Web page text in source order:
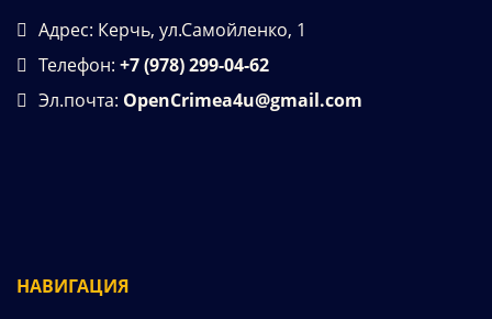
Адрес: Керчь, ул.Самойленко, 1
Телефон: +7 (978) 299-04-62
Эл.почта: OpenCrimea4u@gmail.com
НАВИГАЦИЯ